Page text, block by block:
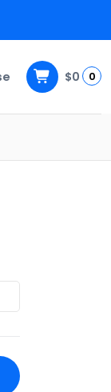
$0 0